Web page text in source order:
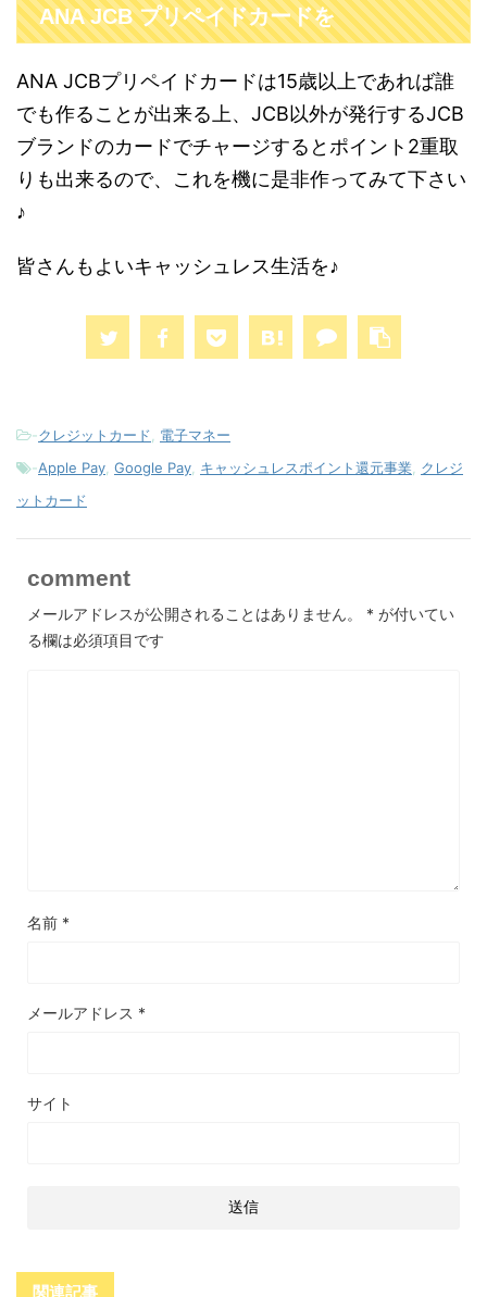
ANA JCB プリペイドカードを
ANA JCBプリペイドカードは15歳以上であれば誰
でも作ることが出来る上、JCB以外が発行するJCB
ブランドのカードでチャージするとポイント2重取
りも出来るので、これを機に是非作ってみて下さい
♪
皆さんもよいキャッシュレス生活を♪
-クレジットカード
電子マネー
-Apple Pay Google Pay キャッシュレスポイント還元事業
クレジ
ットカード
comment
メールアドレスが公開されることはありません。 * が付いてい
る欄は必須項目です
名前 *
メールアドレス *
サイト
関連記事